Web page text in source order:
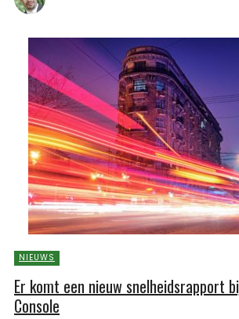
NIEUWS
Er komt een nieuw snelheidsrapport
Console